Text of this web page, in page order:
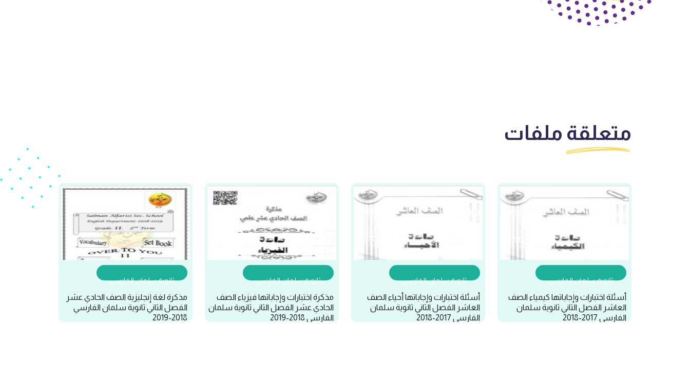
متعلقة ملفات
ثانوية سلمان الفارسي
أسئلة اختبارات وإجاباتها كيمياء الصف
العاشر الفصل الثاني ثانوية سلمان
الفارسي 2017-2018
ثانوية سلمان الفارسي
أسئلة اختبارات وإجاباتها أحياء الصف
العاشر الفصل الثاني ثانوية سلمان
الفارسي 2017-2018
ثانوية سلمان الفارسي
مذكرة اختبارات وإجاباتها فيزياء الصف
الحادي عشر الفصل الثاني ثانوية سلمان
الفارسي 2018-2019
ثانوية سلمان الفارسي
مذكرة لغة إنجليزية الصف الحادي عشر
الفصل الثاني ثانوية سلمان الفارسي
2018-2019